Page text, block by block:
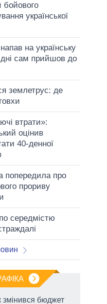
бойового
української
на українську
сам прийшов до
землетрус: де
втрати»:
оцінив
40-денної
попередила про
прориву
середмістю
змінився бюджет